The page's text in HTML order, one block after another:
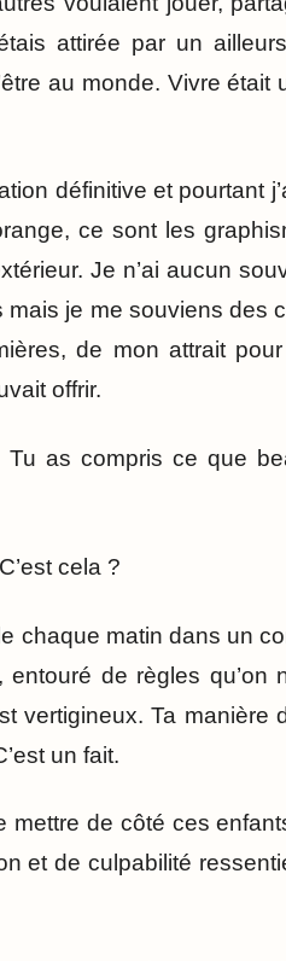
attirée par un
au monde. Vivre était
définitive et pourtant
ce sont les
Je n’ai aucun
mais je me souviens des
de mon attrait
offrir.
as compris ce que
cela ?
chaque matin dans un
de règles qu’on
vertigineux. Ta manière
un fait.
de côté ces
et de culpabilité